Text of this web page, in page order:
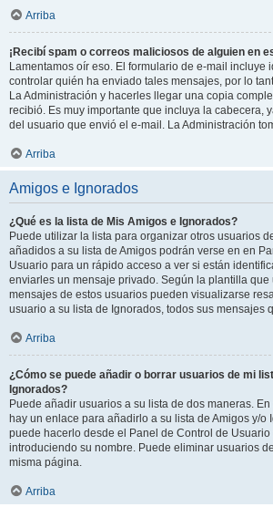
Arriba
¡Recibí spam o correos maliciosos de alguien en
Lamentamos oír eso. El formulario de e-mail incluye
controlar quién ha enviado tales mensajes, por lo
La Administración y hacerles llegar una copia
recibió. Es muy importante que incluya la cabecera,
del usuario que envió el e-mail. La Administración
Arriba
Amigos e Ignorados
¿Qué es la lista de Mis Amigos e Ignorados?
Puede utilizar la lista para organizar otros usuarios
añadidos a su lista de Amigos podrán verse en en
Usuario para un rápido acceso a ver si están
enviarles un mensaje privado. Según la plantilla que
mensajes de estos usuarios pueden visualizarse
usuario a su lista de Ignorados, todos sus mensajes
Arriba
¿Cómo se puede añadir o borrar usuarios de mi
Ignorados?
Puede añadir usuarios a su lista de dos maneras.
hay un enlace para añadirlo a su lista de Amigos y/o
puede hacerlo desde el Panel de Control de Usuario
introduciendo su nombre. Puede eliminar usuarios
misma página.
Arriba